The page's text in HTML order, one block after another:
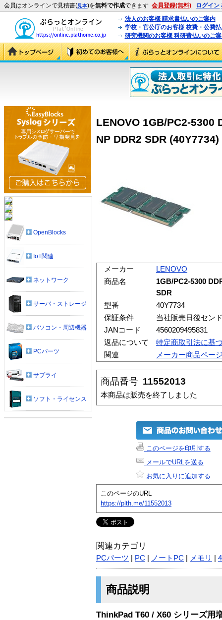
会員はオンラインで見積書(見本)を無料で作成できます 会員登録(無料) ログイン
法人のお客様 請求書払いのご案内
学校・官公庁のお客様 校費・公費
研究機関のお客様 科研費払いのご
LENOVO 1GB/PC2-
NP DDR2 SDR (40Y7734)
メーカー
LENOVO
商品名
1GB/PC2-5300
SDR
型番
40Y7734
保証条件
当社販売日後セン
JANコード
4560209495831
返品について
特定商取引法に基
関連
メーカー商品ペー
商品番号 11552013
本商品は販売を終了しました
このページを印刷する
メールでURLを送る
お気に入りに追加する
このページのURL
https://plth.me/11552013
関連カテゴリ
PCパーツ PC ノートPC メモリ
商品説明
ThinkPad T60 / X60 シリーズ用
OpenBlocks
IoT関連
ネットワーク
サーバ・ストレージ
パソコン・周辺機器
PCパーツ
サプライ
ソフト・ライセンス